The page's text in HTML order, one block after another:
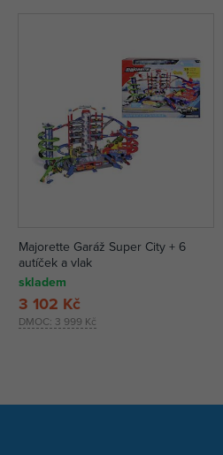
Majorette Garáž Super City + 6
autíček a vlak
skladem
DMOC: 3 999 Kč
3 102 Kč